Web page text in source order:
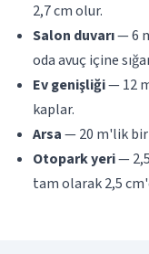
2,7 cm olur.
Salon duvarı— 6
oda avuç içine
Ev genişliği— 12
kaplar.
Arsa— 20 m'lik bir
Otopark yeri—
tam olarak 2,5